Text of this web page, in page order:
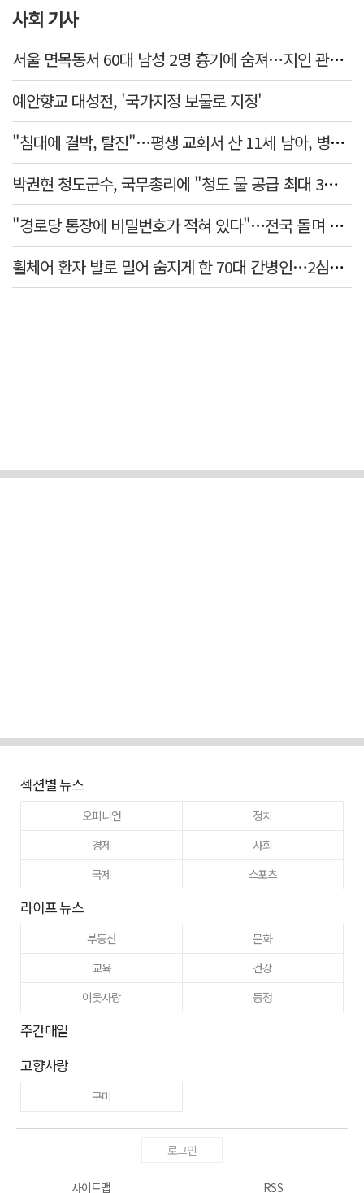
사회 기사
서울 면목동서 60대 남성 2명 흉기에 숨져…지인 관계로 추정
예안향교 대성전, '국가지정 보물로 지정'
"침대에 결박, 탈진"…평생 교회서 산 11세 남아, 병원 이송 끝 숨져
박권현 청도군수, 국무총리에 "청도 물 공급 최대 3만t 늘려달라"
"경로당 통장에 비밀번호가 적혀 있다"…전국 돌며 경로당 13곳 턴 30대 구속
휠체어 환자 발로 밀어 숨지게 한 70대 간병인…2심도 집행유예
섹션별 뉴스
오피니언
정치
경제
사회
국제
스포츠
라이프 뉴스
부동산
문화
교육
건강
이웃사랑
동정
주간매일
고향사랑
구미
로그인
사이트맵 RSS